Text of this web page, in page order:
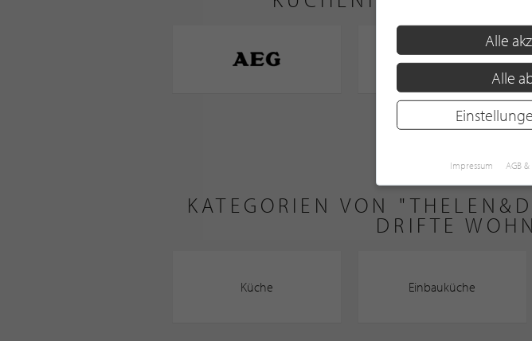
KATEGORIEN VON
DRIFTE
Küche Einbauküche
Alle
Alle
Impressum AGB